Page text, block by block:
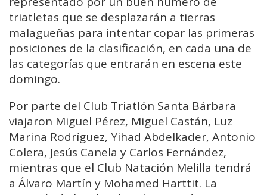
triatletas que se desplazarán a tierras
malagueñas para intentar copar las primeras
posiciones de la clasificación, en cada una de
las categorías que entrarán en escena este
domingo.
Por parte del Club Triatlón Santa Bárbara
viajaron Miguel Pérez, Miguel Castán, Luz
Marina Rodríguez, Yihad Abdelkader, Antonio
Colera, Jesús Canela y Carlos Fernández,
mientras que el Club Natación Melilla tendrá
a Álvaro Martín y Mohamed Harttit. La